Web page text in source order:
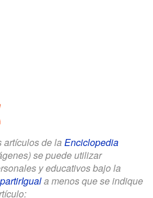
artículos de la Enciclopedia
se puede utilizar
y educativos bajo la
a menos que se indique